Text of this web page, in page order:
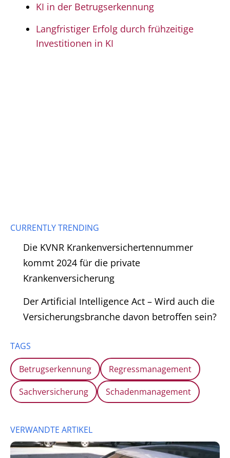
KI in der Betrugserkennung
Langfristiger Erfolg durch frühzeitige
Investitionen in KI
CURRENTLY TRENDING
Die KVNR Krankenversichertennummer
kommt 2024 für die private
Krankenversicherung
Der Artificial Intelligence Act – Wird auch die
Versicherungsbranche davon betroffen sein?
TAGS
Betrugserkennung
Regressmanagement
Sachversicherung
Schadenmanagement
VERWANDTE ARTIKEL